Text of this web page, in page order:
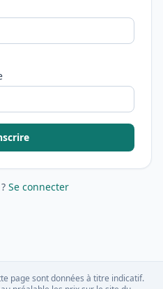
Se connecter
page sont données à titre indicatif.